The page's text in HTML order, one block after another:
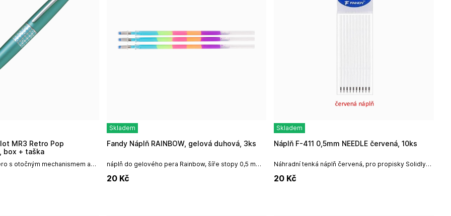
s otočným mechanismem a
box + taška
Skladem
náplň do gelového pera Rainbow, šíře stopy 0,5 mm,
balení 3 ks
Fandy Náplň RAINBOW, gelová duhová, 3ks
20 Kč
Skladem
Náhradní tenká náplň červená, pro propisky Solidly
s.r.o.Adresa výrobce: Nádražní...
Náplň F-411 0,5mm NEEDLE červená, 10ks
20 Kč